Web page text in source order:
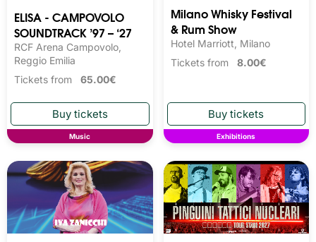
ELISA - CAMPOVOLO
SOUNDTRACK ’97 – ‘27
RCF Arena Campovolo,
Reggio Emilia
Tickets from 65.00€
Music
Milano Whisky Festival
& Rum Show
Hotel Marriott, Milano
Tickets from 8.00€
Exhibitions